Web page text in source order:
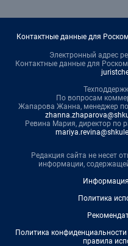
Контактные данные для
Электронный адрес
Контактные данные для
По вопросам
Жапарова Жанна, менеджер
Ревина Мария, директор по
Редакция сайта не несет
информации,
Политика
Политика
правила